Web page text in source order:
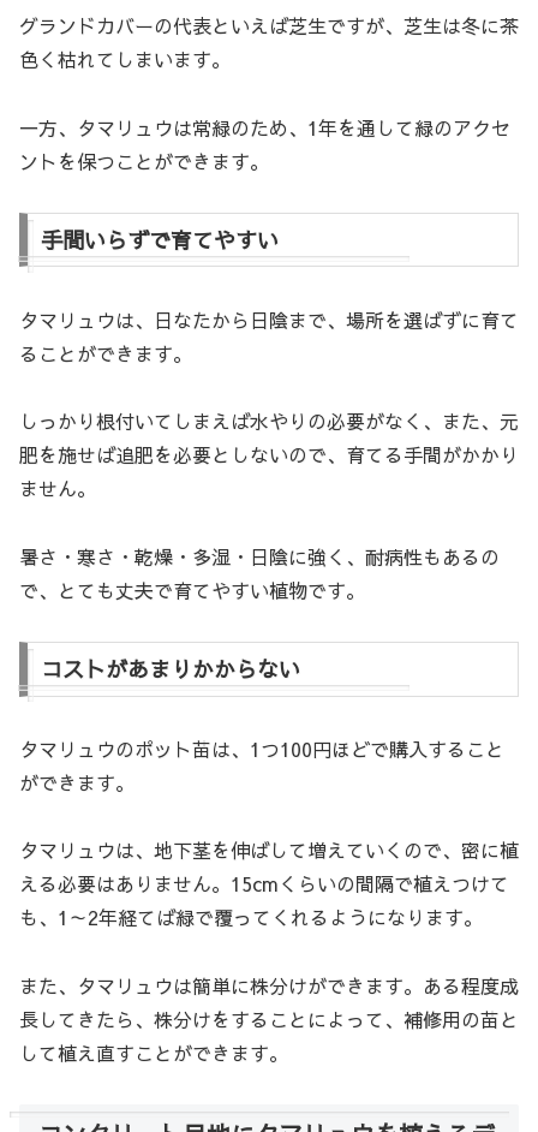
グランドカバーの代表といえば芝生ですが、芝生は冬に茶
色く枯れてしまいます。
一方、タマリュウは常緑のため、1年を通して緑のアクセ
ントを保つことができます。
手間いらずで育てやすい
タマリュウは、日なたから日陰まで、場所を選ばずに育て
ることができます。
しっかり根付いてしまえば水やりの必要がなく、また、元
肥を施せば追肥を必要としないので、育てる手間がかかり
ません。
暑さ・寒さ・乾燥・多湿・日陰に強く、耐病性もあるの
で、とても丈夫で育てやすい植物です。
コストがあまりかからない
タマリュウのポット苗は、1つ100円ほどで購入すること
ができます。
タマリュウは、地下茎を伸ばして増えていくので、密に植
える必要はありません。15cmくらいの間隔で植えつけて
も、1～2年経てば緑で覆ってくれるようになります。
また、タマリュウは簡単に株分けができます。ある程度成
長してきたら、株分けをすることによって、補修用の苗と
して植え直すことができます。